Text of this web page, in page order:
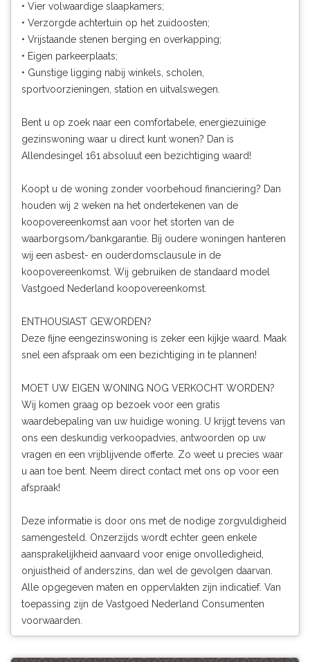
• Vier volwaardige slaapkamers;
• Verzorgde achtertuin op het zuidoosten;
• Vrijstaande stenen berging en overkapping;
• Eigen parkeerplaats;
• Gunstige ligging nabij winkels, scholen,
sportvoorzieningen, station en uitvalswegen.
Bent u op zoek naar een comfortabele, energiezuinige
gezinswoning waar u direct kunt wonen? Dan is
Allendesingel 161 absoluut een bezichtiging waard!
Koopt u de woning zonder voorbehoud financiering? Dan
houden wij 2 weken na het ondertekenen van de
koopovereenkomst aan voor het storten van de
waarborgsom/bankgarantie. Bij oudere woningen hanteren
wij een asbest- en ouderdomsclausule in de
koopovereenkomst. Wij gebruiken de standaard model
Vastgoed Nederland koopovereenkomst.
ENTHOUSIAST GEWORDEN?
Deze fijne eengezinswoning is zeker een kijkje waard. Maak
snel een afspraak om een bezichtiging in te plannen!
MOET UW EIGEN WONING NOG VERKOCHT WORDEN?
Wij komen graag op bezoek voor een gratis
waardebepaling van uw huidige woning. U krijgt tevens van
ons een deskundig verkoopadvies, antwoorden op uw
vragen en een vrijblijvende offerte. Zo weet u precies waar
u aan toe bent. Neem direct contact met ons op voor een
afspraak!
Deze informatie is door ons met de nodige zorgvuldigheid
samengesteld. Onzerzijds wordt echter geen enkele
aansprakelijkheid aanvaard voor enige onvolledigheid,
onjuistheid of anderszins, dan wel de gevolgen daarvan.
Alle opgegeven maten en oppervlakten zijn indicatief. Van
toepassing zijn de Vastgoed Nederland Consumenten
voorwaarden.